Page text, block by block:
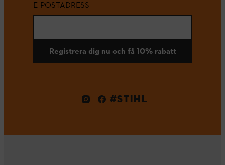
E-POSTADRESS
Registrera dig nu och få 10% rabatt
#STIHL